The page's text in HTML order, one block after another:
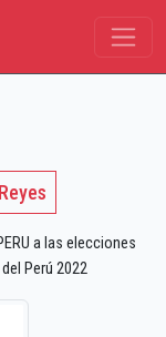
a las elecciones
Perú 2022